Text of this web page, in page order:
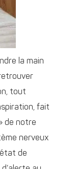
la main
tout
fait
de notre
nerveux
de